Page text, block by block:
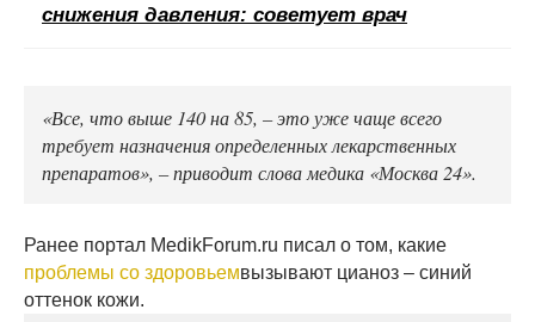
снижения давления: советует врач
«Все, что выше 140 на 85, – это уже чаще всего
требует назначения определенных лекарственных
препаратов», – приводит слова медика «Москва 24».
Ранее портал MedikForum.ru писал о том, какие
проблемы со здоровьемвызывают цианоз – синий
оттенок кожи.